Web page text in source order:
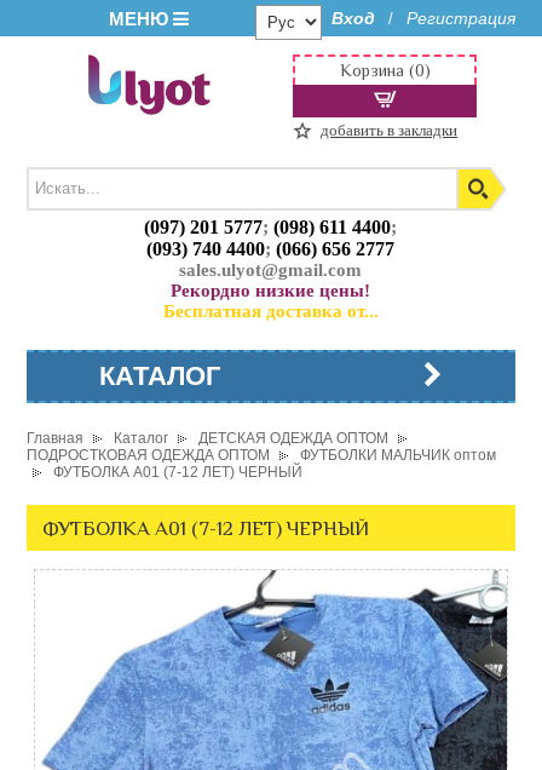
МЕНЮ Вход / Регистрация
(097) 201 5777;(098) 611 4400;
(093) 740 4400;(066) 656 2777
sales.ulyot@gmail.com
Рекордно низкие цены!
Бесплатная доставка от...
Корзина (0)
добавить в закладки
КАТАЛОГ
Главная Каталог
ДЕТСКАЯ ОДЕЖДА ОПТОМ
ПОДРОСТКОВАЯ ОДЕЖДА ОПТОМ
ФУТБОЛКИ МАЛЬЧИК оптом
ФУТБОЛКА A01 (7-12 ЛЕТ) ЧЕРНЫЙ
ФУТБОЛКА A01 (7-12 ЛЕТ) ЧЕРНЫЙ